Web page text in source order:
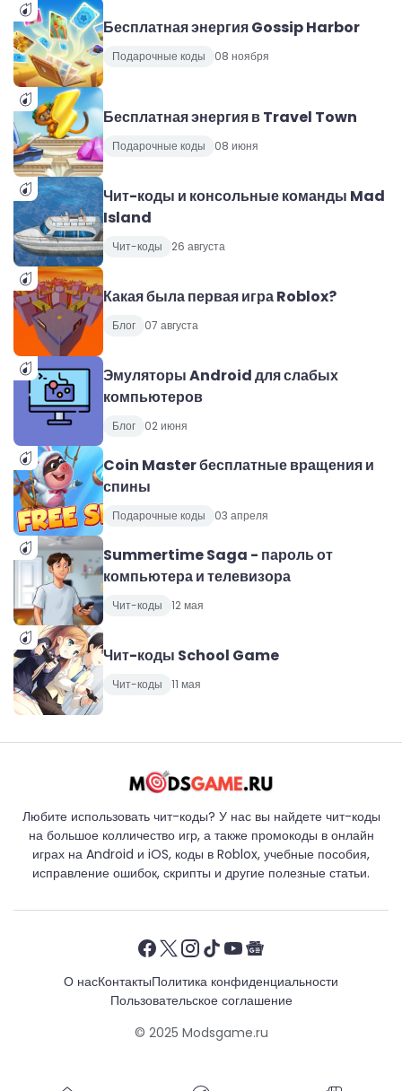
Бесплатная энергия Gossip Harbor
Подарочные коды 08 ноября
Бесплатная энергия в Travel Town
Подарочные коды 08 июня
Чит-коды и консольные команды Mad
Island
Чит-коды 26 августа
Какая была первая игра Roblox?
Блог 07 августа
Эмуляторы Android для слабых
компьютеров
Блог 02 июня
Coin Master бесплатные вращения и
спины
Подарочные коды 03 апреля
Summertime Saga - пароль от
компьютера и телевизора
Чит-коды 12 мая
Чит-коды School Game
Чит-коды 11 мая
Любите использовать чит-коды? У нас вы найдете чит-коды
на большое колличество игр, а также промокоды в онлайн
играх на Android и iOS, коды в Roblox, учебные пособия,
исправление ошибок, скрипты и другие полезные статьи.
О насКонтактыПолитика конфиденциальности
Пользовательское соглашение
© 2025 Modsgame.ru